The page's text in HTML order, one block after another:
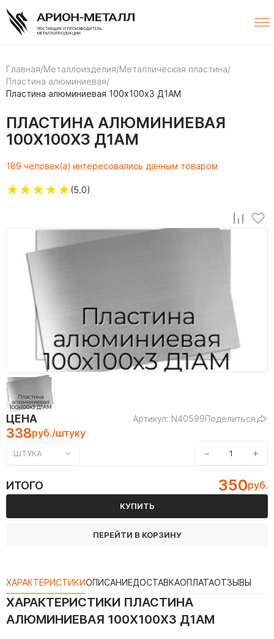
Главная/Металлоизделия/Металлическая пластина/
Пластина алюминиевая/
Пластина алюминиевая 100х100х3 Д1АМ
ПЛАСТИНА АЛЮМИНИЕВАЯ
100Х100Х3 Д1АМ
189 человек(а) интересовались данным товаром
★★★★★(5.0)
ЦЕНА Артикул: N40599Поделиться
338руб./штуку
ШТУКА − +
ИТОГО 350руб.
КУПИТЬ
ПЕРЕЙТИ В КОРЗИНУ
ХАРАКТЕРИСТИКИОПИСАНИЕДОСТАВКАОПЛАТАОТЗЫВЫ
ХАРАКТЕРИСТИКИ ПЛАСТИНА
АЛЮМИНИЕВАЯ 100Х100Х3 Д1АМ